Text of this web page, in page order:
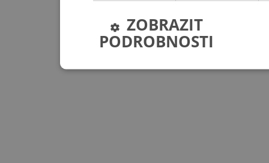
ZOBRAZIT
PODROBNOSTI